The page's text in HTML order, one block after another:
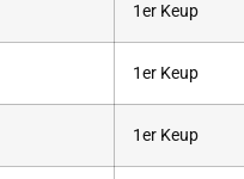
1er Keup
1er Keup
1er Keup